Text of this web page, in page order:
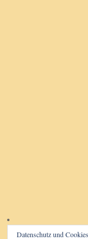
Datenschutz und